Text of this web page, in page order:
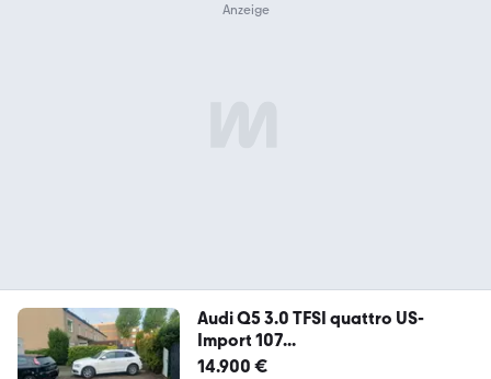
Audi Q5 3.0 TFSI quattro US-
Import 107...
14.900 €